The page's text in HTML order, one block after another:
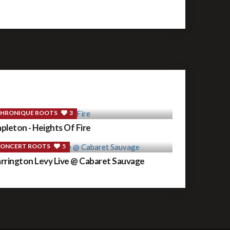
ROOTS 3
- Heights Of Fire
ROOTS 5
Levy Live @ Cabaret Sauvage